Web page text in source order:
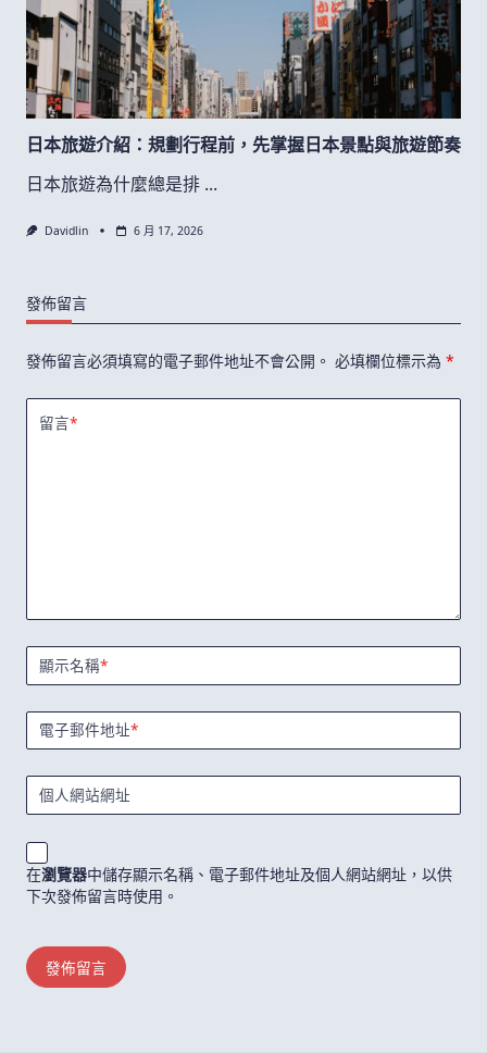
日本旅遊介紹：規劃行程前，先掌握日本景點與旅遊節奏
日本旅遊為什麼總是排 ...
Davidlin 6 月 17, 2026
發佈留言
發佈留言必須填寫的電子郵件地址不會公開。 必填欄位標示為 *
留言*
顯示名稱*
電子郵件地址*
個人網站網址
在瀏覽器中儲存顯示名稱、電子郵件地址及個人網站網址，以供
下次發佈留言時使用。